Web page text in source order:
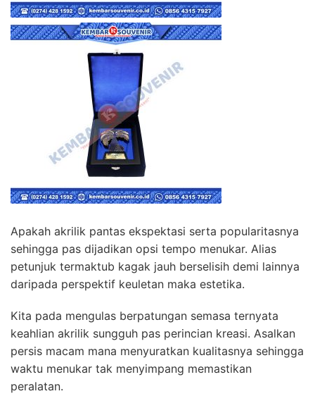
Apakah akrilik pantas ekspektasi serta popularitasnya
sehingga pas dijadikan opsi tempo menukar. Alias
petunjuk termaktub kagak jauh berselisih demi lainnya
daripada perspektif keuletan maka estetika.
Kita pada mengulas berpatungan semasa ternyata
keahlian akrilik sungguh pas perincian kreasi. Asalkan
persis macam mana menyuratkan kualitasnya sehingga
waktu menukar tak menyimpang memastikan
peralatan.